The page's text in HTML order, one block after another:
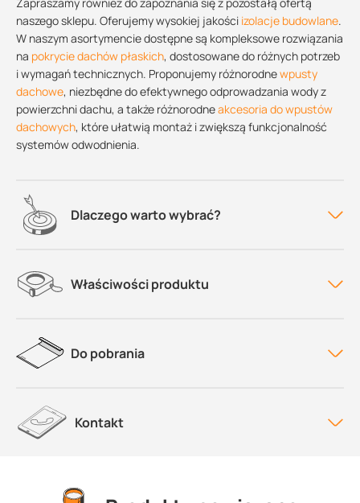
naszego sklepu. Oferujemy wysokiej jakości izolacje budowlane.
W naszym asortymencie dostępne są kompleksowe rozwiązania
na pokrycie dachów płaskich, dostosowane do różnych potrzeb
i wymagań technicznych. Proponujemy różnorodnewpusty
dachowe, niezbędne do efektywnego odprowadzania wody z
powierzchni dachu, a także różnorodneakcesoria do wpustów
dachowych, które ułatwią montaż i zwiększą funkcjonalność
systemów odwodnienia.
Dlaczego warto wybrać?
Właściwości produktu
Do pobrania
Kontakt